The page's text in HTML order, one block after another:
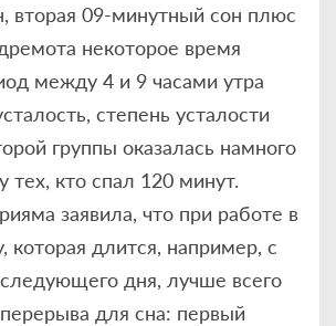
вторая 09-минутный сон плюс
некоторое время
между 4 и 9 часами утра
степень усталости
группы оказалась намного
кто спал 120 минут.
заявила, что при работе в
которая длится, например, с
дня, лучше всего
для сна: первый